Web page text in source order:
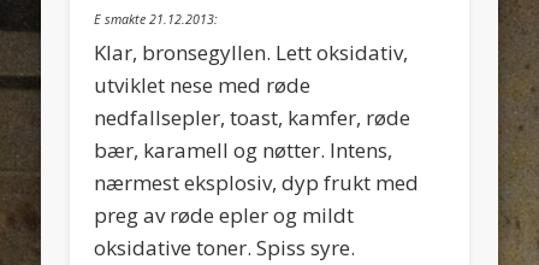
E smakte 21.12.2013:
Klar, bronsegyllen. Lett oksidativ,
utviklet nese med røde
nedfallsepler, toast, kamfer, røde
bær, karamell og nøtter. Intens,
nærmest eksplosiv, dyp frukt med
preg av røde epler og mildt
oksidative toner. Spiss syre.